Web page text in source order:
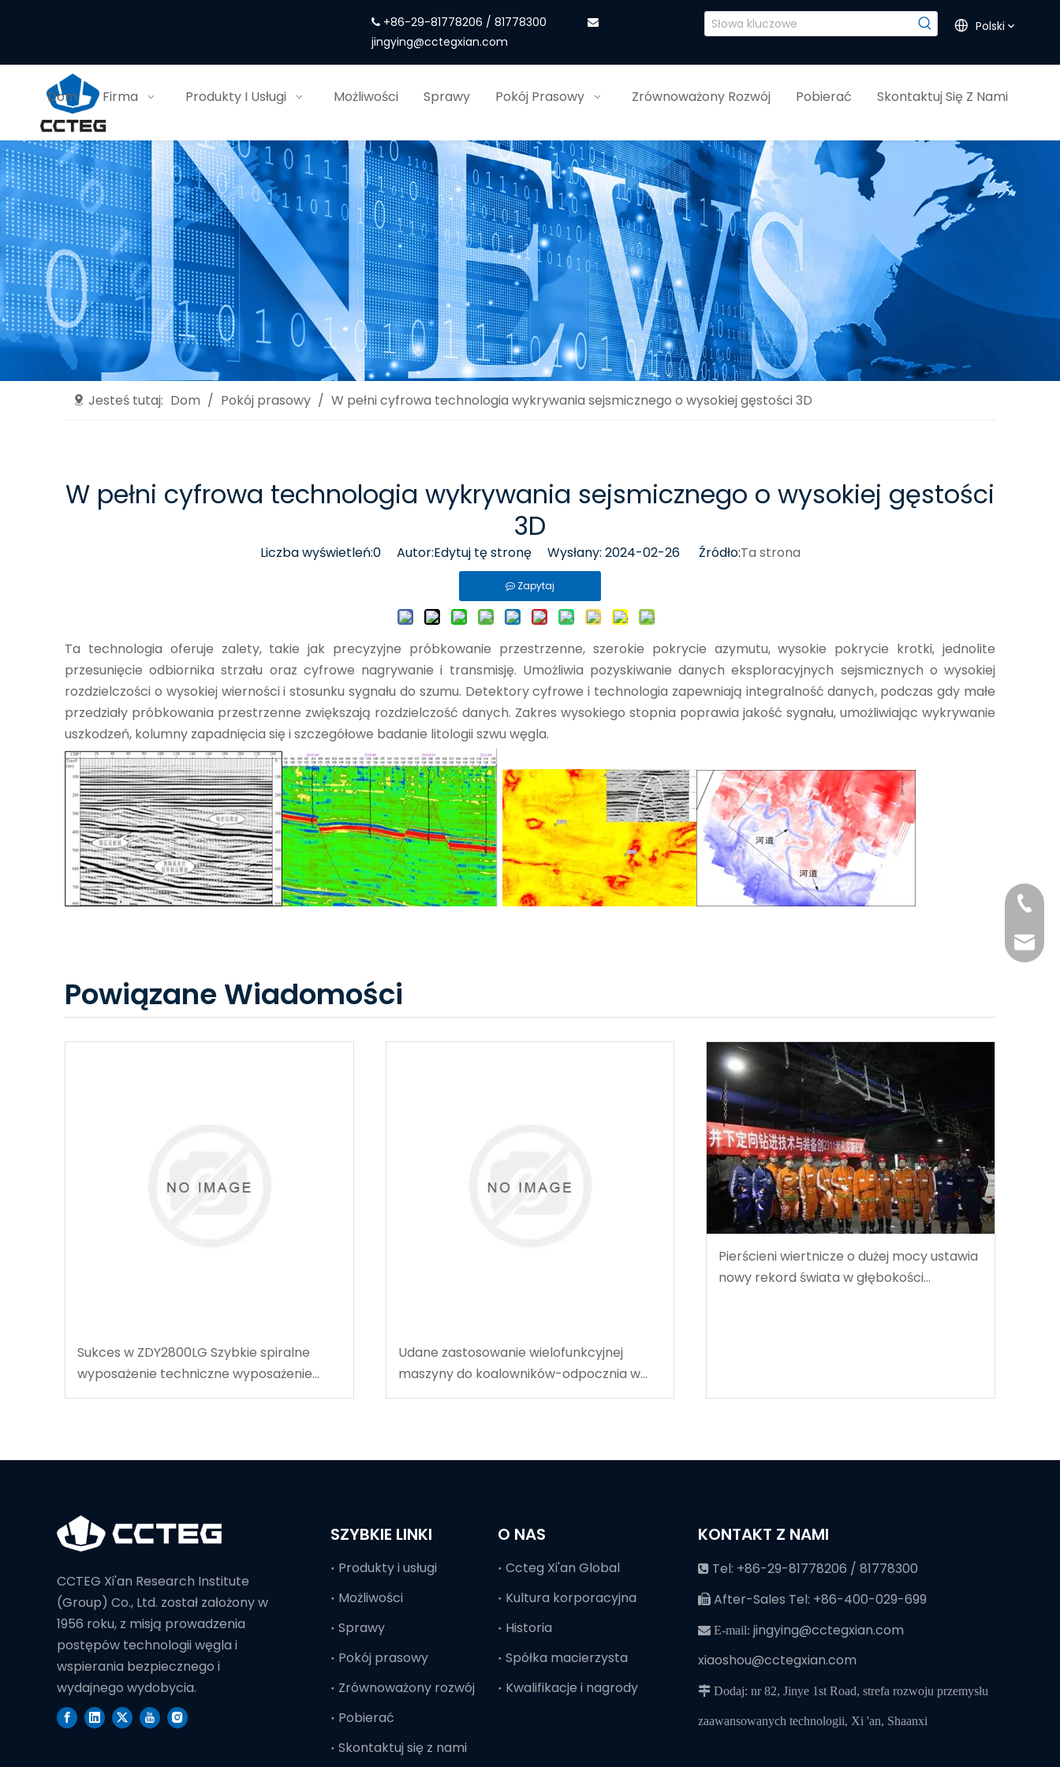
 +86-29-81778206 / 81778300
jingying@cctegxian.com
Polski
Dom Firma Produkty I Usługi Możliwości Sprawy Pokój Prasowy Zrównoważony Rozwój Pobierać Skontaktuj Się Z Nami
Jesteś tutaj: Dom / Pokój prasowy / W pełni cyfrowa technologia wykrywania sejsmicznego o wysokiej gęstości 3D
W pełni cyfrowa technologia wykrywania sejsmicznego o wysokiej gęstości
3D
Liczba wyświetleń:0Autor:Edytuj tę stronę Wysłany: 2024-02-26 Źródło:Ta strona
Zapytaj
Ta technologia oferuje zalety, takie jak precyzyjne próbkowanie przestrzenne, szerokie pokrycie azymutu, wysokie pokrycie krotki, jednolite
przesunięcie odbiornika strzału oraz cyfrowe nagrywanie i transmisję. Umożliwia pozyskiwanie danych eksploracyjnych sejsmicznych o wysokiej
rozdzielczości o wysokiej wierności i stosunku sygnału do szumu. Detektory cyfrowe i technologia zapewniają integralność danych, podczas gdy małe
przedziały próbkowania przestrzenne zwiększają rozdzielczość danych. Zakres wysokiego stopnia poprawia jakość sygnału, umożliwiając wykrywanie
uszkodzeń, kolumny zapadnięcia się i szczegółowe badanie litologii szwu węgla.
Powiązane Wiadomości
Sukces w ZDY2800LG Szybkie spiralne
wyposażenie techniczne wyposażenie
techniczne
Udane zastosowanie wielofunkcyjnej
maszyny do koalowników-odpocznia w
węgla w Tingnan
Pierścieni wiertnicze o dużej mocy ustawia
nowy rekord świata w głębokości
CCTEG Xi'an Research Institute
(Group) Co., Ltd. został założony w
1956 roku, z misją prowadzenia
postępów technologii węgla i
wspierania bezpiecznego i
wydajnego wydobycia.
SZYBKIE LINKI
Produkty i usługi
Możliwości
Sprawy
Pokój prasowy
Zrównoważony rozwój
Pobierać
Skontaktuj się z nami
O NAS
Ccteg Xi'an Global
Kultura korporacyjna
Historia
Spółka macierzysta
Kwalifikacje i nagrody
+86-
+86-
KONTAKT Z NAMI
 Tel: +86-29-81778206 / 81778300
 After-Sales Tel: +86-400-029-699
 E-mail: jingying@cctegxian.com
xiaoshou@cctegxian.com
 Dodaj: nr 82, Jinye 1st Road, strefa rozwoju przemysłu
zaawansowanych technologii, Xi 'an, Shaanxi